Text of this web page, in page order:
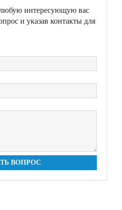
интересующую вас
и указав контакты для
ВОПРОС